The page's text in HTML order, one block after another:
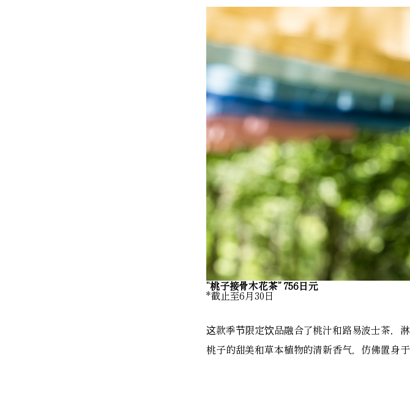
“桃子接骨木花茶” 756日元
*截止至6月30日
这款季节限定饮品融合了桃汁和路易波士茶，
桃子的甜美和草本植物的清新香气，仿佛置身于